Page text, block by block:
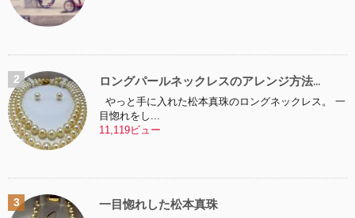
ロングパールネックレスのアレンジ方法...
やっと手に入れた松本真珠のロングネックレス。 一
目惚れをし...
11,119ビュー
一目惚れした松本真珠